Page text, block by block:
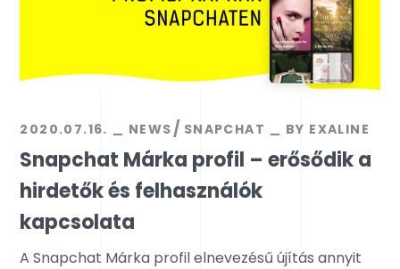
2020.07.16. NEWS SNAPCHAT BY EXALINE
Snapchat Márka profil – erősődik a
hirdetők és felhasználók
kapcsolata
A Snapchat Márka profil elnevezésű újítás annyit